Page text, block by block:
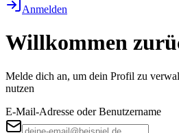
Anmelden
Willkommen
Melde dich an, um dein Profil zu
nutzen
E-Mail-Adresse oder Benutzername